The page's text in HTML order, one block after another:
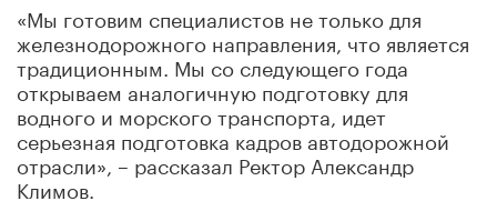
«Мы готовим специалистов не только для
железнодорожного направления, что является
традиционным. Мы со следующего года
открываем аналогичную подготовку для
водного и морского транспорта, идет
серьезная подготовка кадров автодорожной
отрасли», – рассказал Ректор Александр
Климов.